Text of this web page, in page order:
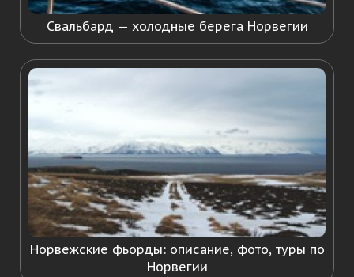
Свальбард — холодные берега Норвегии
Норвежские фьорды: описание, фото, туры по
Норвегии